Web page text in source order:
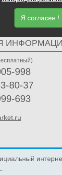
998
80-37
693
Я согласен !